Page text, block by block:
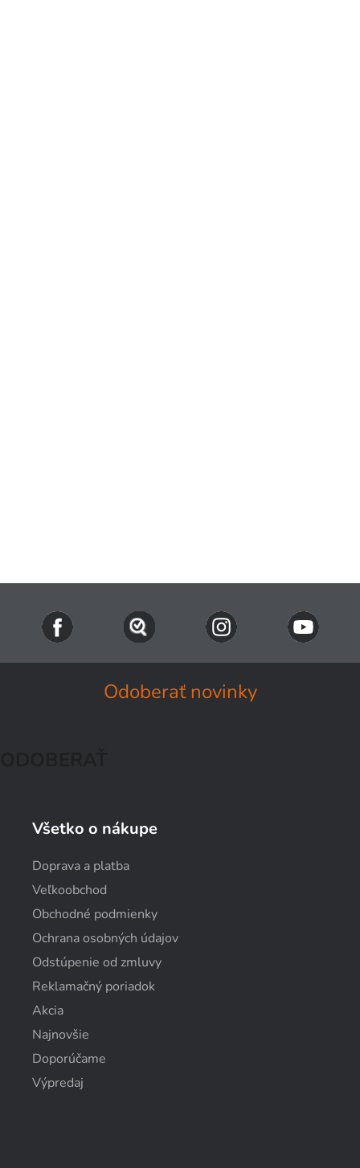
Odoberať novinky
Všetko o nákupe
Doprava a platba
Veľkoobchod
Obchodné podmienky
Ochrana osobných údajov
Odstúpenie od zmluvy
Reklamačný poriadok
Akcia
Najnovšie
Doporúčame
Výpredaj